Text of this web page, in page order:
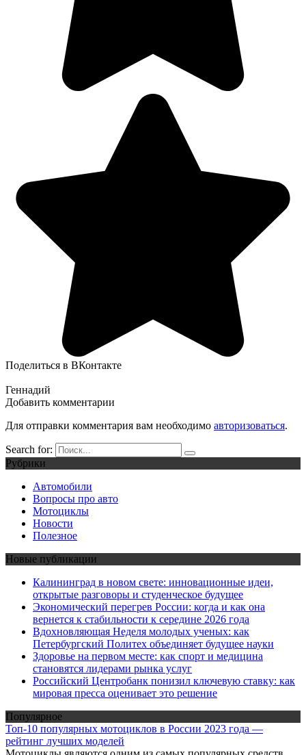
Поделиться в ВКонтакте
Геннадий
Добавить комментарии
Для отправки комментария вам необходимо авторизоваться.
Search for:
Рубрики
Автомобили
Вопросы про авто
Мотоциклы
Новости
Полезное
Новые публикации
Калининград в новом свете: инновационные идеи,
открытые разговоры и студенческое будущее
Экономический перегрев России: когда и как она
вернется к стабильности к середине 2026 года
Вдохновляющая Неделя молодых ученых: как
Петербургский Политех объединяет будущее науки
Здоровье на первом месте: как спорт и медицина
становятся лидерами рынка услуг
Российский Центробанк понизил ключевую ставку: как
мировая пресса оценивает это решение
Популярное
Топ-10 популярных мотоциклов в России 2023 года —
рейтинг лучших моделей